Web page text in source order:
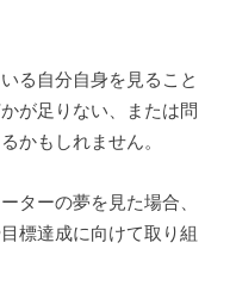
る自分自身を見ること
が足りない、または問
かもしれません。
ターの夢を見た場合、
標達成に向けて取り組